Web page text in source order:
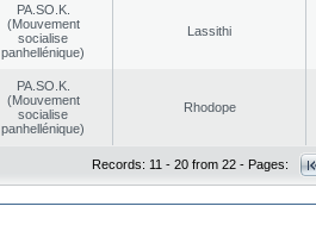
PA.SO.K.
(Mouvement
socialise
panhellénique)
Lassithi
PA.SO.K.
(Mouvement
socialise
panhellénique)
Rhodope
Records: 11 - 20 from 22 - Pages: